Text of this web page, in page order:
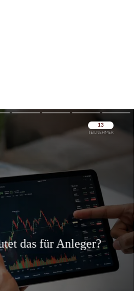
Überspringen